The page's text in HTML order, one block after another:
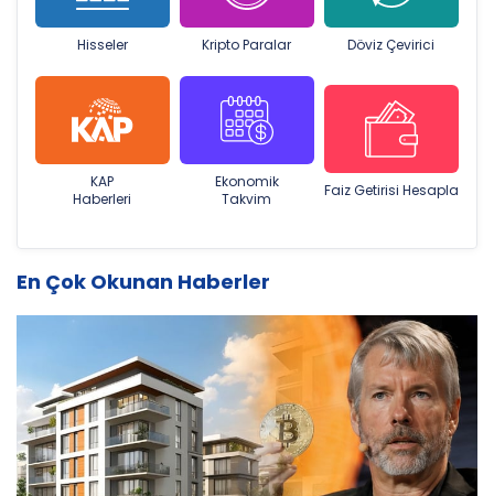
Hisseler Kripto Paralar Döviz Çevirici
KAP
Haberleri
Ekonomik
Takvim
Faiz Getirisi Hesapla
En Çok Okunan Haberler